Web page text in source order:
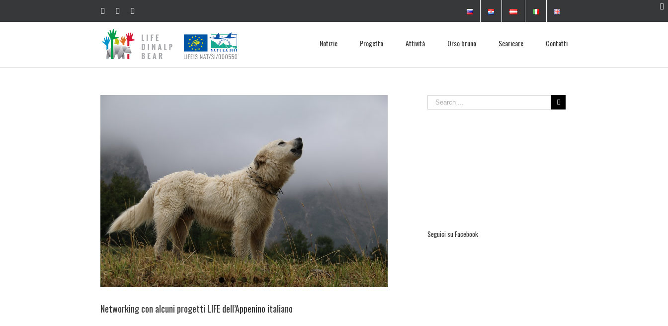
Notizie Progetto Attività Orso bruno Scaricare Contatti
Networking con alcuni progetti LIFE dell’Appenino italiano
Seguici su Facebook